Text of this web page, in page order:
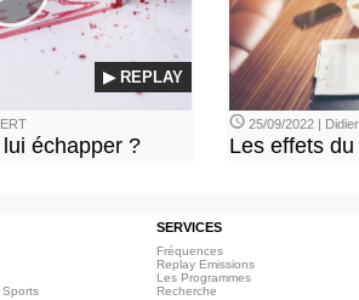
▶ REPLAY
échapper ?
25/09/2022 |
Les effets
SERVICES
Sports
Fréquences
Replay Emissions
Les Programmes
Recherche